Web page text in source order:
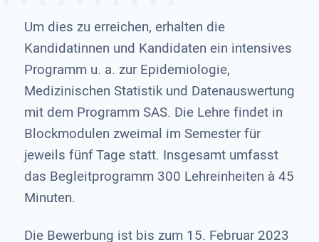
Um dies zu erreichen, erhalten die
Kandidatinnen und Kandidaten ein intensives
Programm u. a. zur Epidemiologie,
Medizinischen Statistik und Datenauswertung
mit dem Programm SAS. Die Lehre findet in
Blockmodulen zweimal im Semester für
jeweils fünf Tage statt. Insgesamt umfasst
das Begleitprogramm 300 Lehreinheiten à 45
Minuten.
Die Bewerbung ist bis zum 15. Februar 2023